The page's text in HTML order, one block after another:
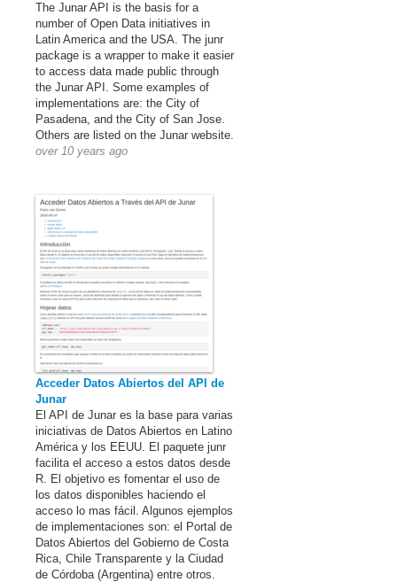
The Junar API is the basis for a
number of Open Data initiatives in
Latin America and the USA. The junr
package is a wrapper to make it easier
to access data made public through
the Junar API. Some examples of
implementations are: the City of
Pasadena, and the City of San Jose.
Others are listed on the Junar website.
over 10 years ago
Acceder Datos Abiertos del API de
Junar
El API de Junar es la base para varias
iniciativas de Datos Abiertos en Latino
América y los EEUU. El paquete junr
facilita el acceso a estos datos desde
R. El objetivo es fomentar el uso de
los datos disponibles haciendo el
acceso lo mas fácil. Algunos ejemplos
de implementaciones son: el Portal de
Datos Abiertos del Gobierno de Costa
Rica, Chile Transparente y la Ciudad
de Córdoba (Argentina) entre otros.